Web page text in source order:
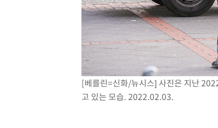
[속보]美, 폴리실리콘 수입 규제…파생제
[속보]트럼프, 美 원정출산 금지 행정명령
[속보] 뉴욕증시, 일제 하락 마감…나스닥
[베를린=신화/뉴시스] 사진은 지난
고 있는 모습. 2022.02.03.